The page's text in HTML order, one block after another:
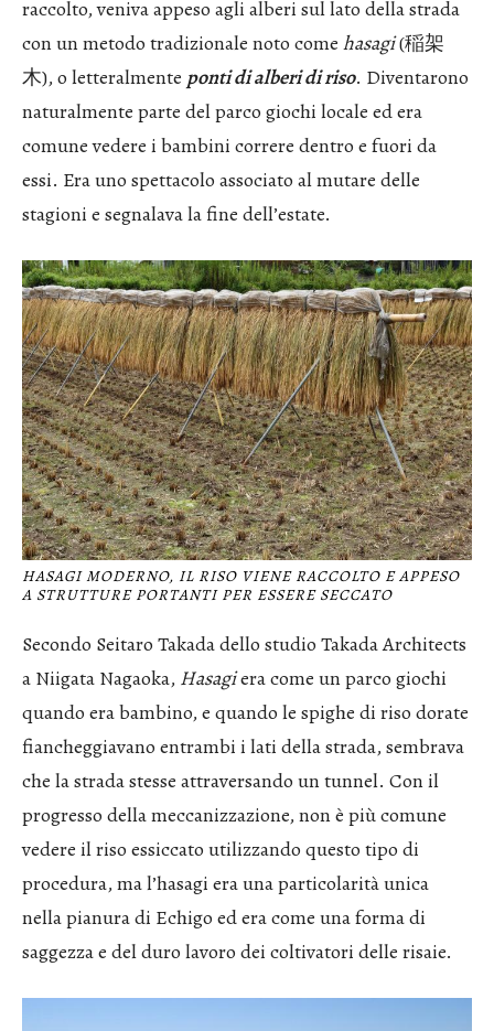
raccolto, veniva appeso agli alberi sul lato della strada
con un metodo tradizionale noto come hasagi(稲架
木), o letteralmente ponti di alberi di riso. Diventarono
naturalmente parte del parco giochi locale ed era
comune vedere i bambini correre dentro e fuori da
essi. Era uno spettacolo associato al mutare delle
stagioni e segnalava la fine dell’estate.
HASAGI MODERNO, IL RISO VIENE RACCOLTO E APPESO
A STRUTTURE PORTANTI PER ESSERE SECCATO
Secondo Seitaro Takada dello studio Takada Architects
a Niigata Nagaoka, Hasagiera come un parco giochi
quando era bambino, e quando le spighe di riso dorate
fiancheggiavano entrambi i lati della strada, sembrava
che la strada stesse attraversando un tunnel. Con il
progresso della meccanizzazione, non è più comune
vedere il riso essiccato utilizzando questo tipo di
procedura, ma l’hasagi era una particolarità unica
nella pianura di Echigo ed era come una forma di
saggezza e del duro lavoro dei coltivatori delle risaie.